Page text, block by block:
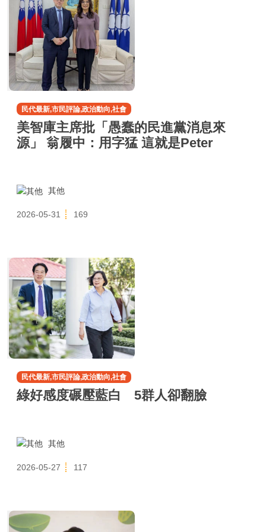
民代最新,市民評論,政治動向,社會
美智庫主席批「愚蠢的民進黨消息來
源」 翁履中：用字猛 這就是Peter
其他
2026-05-31 169
民代最新,市民評論,政治動向,社會
綠好感度碾壓藍白 5群人卻翻臉
其他
2026-05-27 117